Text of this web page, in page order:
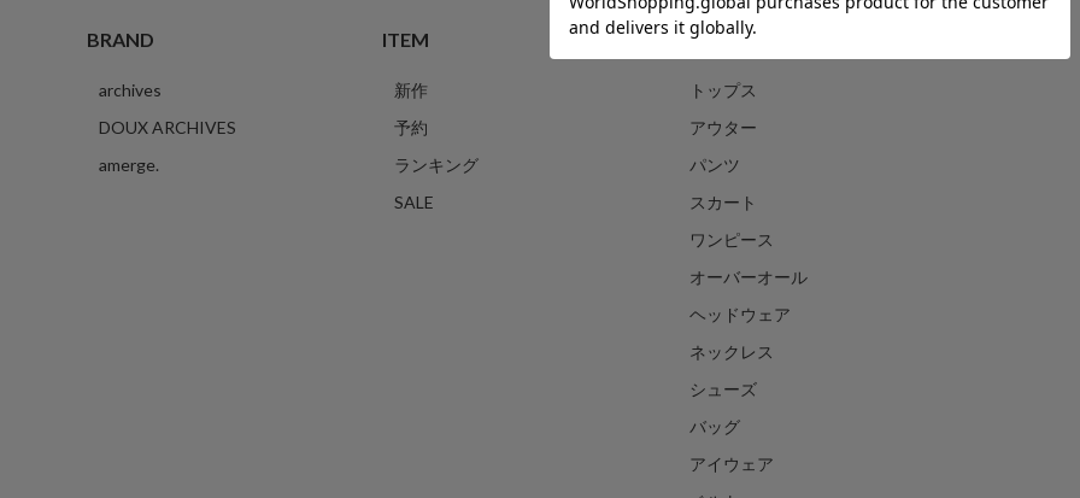
BRAND
archives
DOUX ARCHIVES
amerge.
ITEM
新作
予約
ランキング
SALE
CATEGORY
トップス
アウター
パンツ
スカート
ワンピース
オーバーオール
ヘッドウェア
ネックレス
シューズ
バッグ
アイウェア